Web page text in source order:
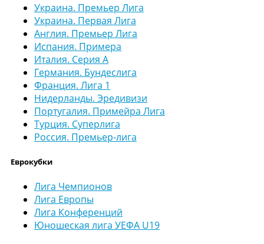
Украина. Премьер Лига
Украина. Первая Лига
Англия. Премьер Лига
Испания. Примера
Италия. Серия А
Германия. Бундеслига
Франция. Лига 1
Нидерланды. Эредивизи
Португалия. Примейра Лига
Турция. Суперлига
Россия. Премьер-лига
Еврокубки
Лига Чемпионов
Лига Европы
Лига Конференций
Юношеская лига УЕФА U19